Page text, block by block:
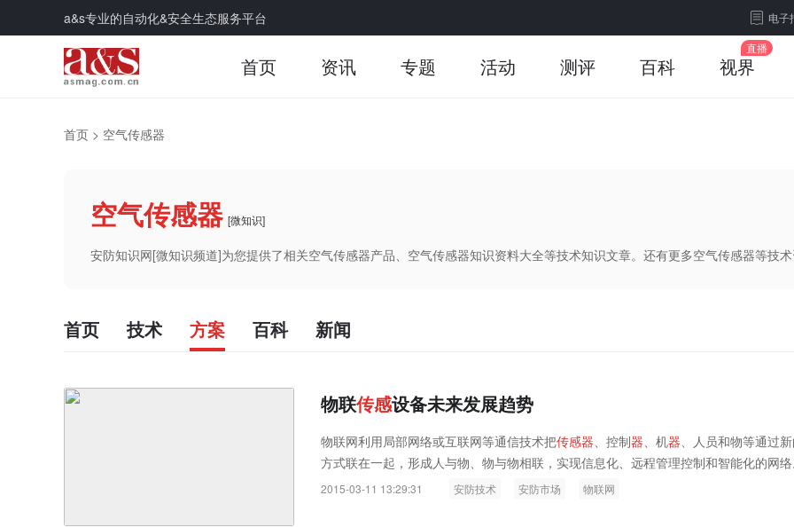
a&s专业的自动化&安全生态服务平台 电子
首页 资讯 专题 活动 测评 百科 视界
首页 > 空气传感器
空气传感器 [微知识]
安防知识网[微知识频道]为您提供了相关空气传感器产品、空气传感器知识资料大全等技术知识文章。还有更多空气传感器等技
首页 技术 方案 百科 新闻
物联传感设备未来发展趋势
物联网利用局部网络或互联网等通信技术把传感器、控制器、机器、人员和物等通过
方式联在一起，形成人与物、物与物相联，实现信息化、远程管理控制和智能化的网
2015-03-11 13:29:31 安防技术 安防市场 物联网